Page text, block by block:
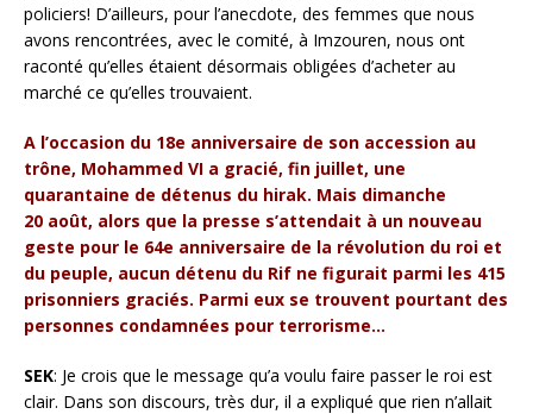
policiers! D’ailleurs, pour l’anecdote, des femmes que nous
avons rencontrées, avec le comité, à Imzouren, nous ont
raconté qu’elles étaient désormais obligées d’acheter au
marché ce qu’elles trouvaient.
A l’occasion du 18e anniversaire de son accession au
trône, Mohammed VI a gracié, fin juillet, une
quarantaine de détenus du hirak. Mais dimanche
20 août, alors que la presse s’attendait à un nouveau
geste pour le 64e anniversaire de la révolution du roi et
du peuple, aucun détenu du Rif ne figurait parmi les 415
prisonniers graciés. Parmi eux se trouvent pourtant des
personnes condamnées pour terrorisme…
SEK: Je crois que le message qu’a voulu faire passer le roi est
clair. Dans son discours, très dur, il a expliqué que rien n’allait